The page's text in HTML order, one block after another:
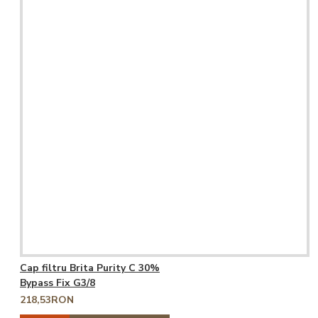
Cap filtru Brita Purity C 30%
Bypass Fix G3/8
218,53RON